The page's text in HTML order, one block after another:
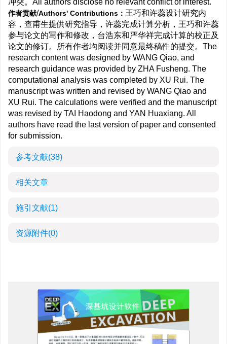
冲突。All authors disclose no relevant conflict of interest.
作者贡献/Authors' Contributions： 王巧和许蕊设计研究内
容，查甫生提供研究指导，许蕊完成计算分析，王巧和许蕊
参与论文的写作和修改，台浩东和严华祥完成计算的校正及
论文的修订。所有作者均阅读并同意最终稿件的提交。The
research content was designed by WANG Qiao, and
research guidance was provided by ZHA Fusheng. The
computational analysis was completed by XU Rui. The
manuscript was written and revised by WANG Qiao and
XU Rui. The calculations were verified and the manuscript
was revised by TAI Haodong and YAN Huaxiang. All
authors have read the last version of paper and consented
for submission.
参考文献(38)
相关文章
施引文献(1)
资源附件(0)